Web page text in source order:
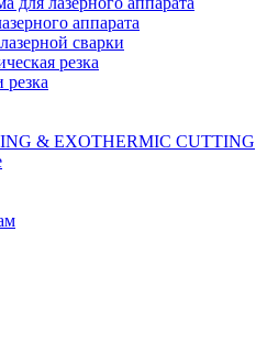
аппарата
сварки
резка
& EXOTHERMIC CUTTING